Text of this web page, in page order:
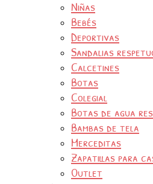
Niñas
Bebés
Deportivas
Sandalias
Calcetines
Botas
Colegial
Botas de agua
Bambas de tela
Merceditas
Zapatillas para
Outlet